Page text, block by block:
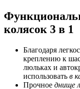
колясок 3 в 1
Благодаря
креплению к
люльках и
использовать в
Прочное днище